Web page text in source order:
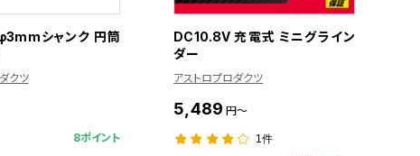
シャンク 円筒
クツ
8ポイント
DC10.8V 充電式 ミニグライン
ダー
アストロプロダクツ
5,489 円～
1件